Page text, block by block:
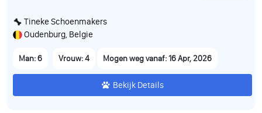
Tineke Schoenmakers
Oudenburg, Belgie
Man: 6 Vrouw: 4 Mogen weg vanaf: 16 Apr, 2026
Bekijk Details